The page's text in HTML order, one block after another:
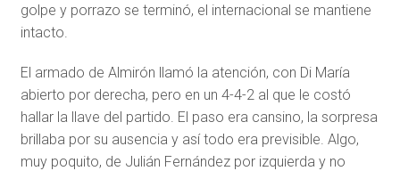
golpe y porrazo se terminó, el internacional se mantiene
intacto.
El armado de Almirón llamó la atención, con Di María
abierto por derecha, pero en un 4-4-2 al que le costó
hallar la llave del partido. El paso era cansino, la sorpresa
brillaba por su ausencia y así todo era previsible. Algo,
muy poquito, de Julián Fernández por izquierda y no